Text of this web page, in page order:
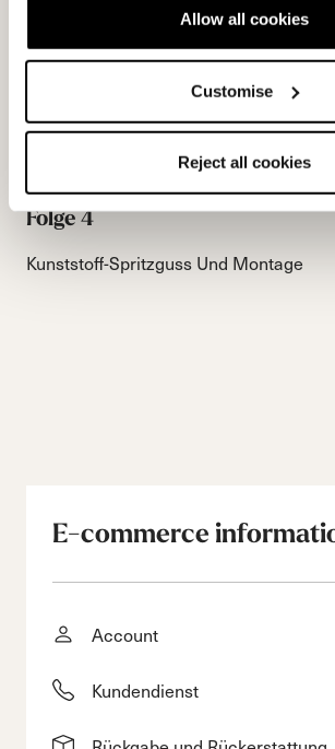
Allow all cookies
Customise
Reject all cookies
Folge 4
Kunststoff-Spritzguss Und Montage
E-commerce
Account
Kundendienst